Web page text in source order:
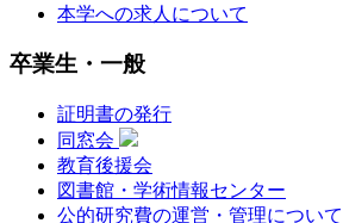
本学への求人について
卒業生・一般
証明書の発行
同窓会
教育後援会
図書館・学術情報センター
公的研究費の運営・管理について